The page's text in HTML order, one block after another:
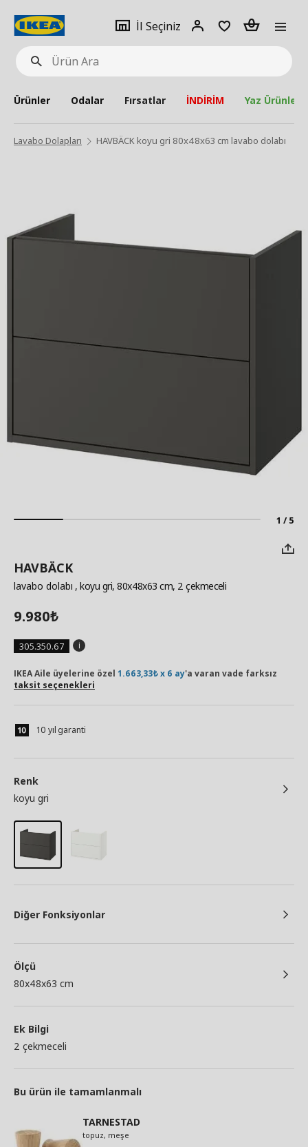
Ürün
Ara
İl Seçiniz
Giriş
Adet
Ürünler Odalar Fırsatlar İNDİRİM Yaz Ürünleri
Lavabo Dolapları HAVBÄCK koyu gri 80x48x63 cm lavabo dolabı
1 / 5
HAVBÄCK
lavabo dolabı , koyu gri, 80x48x63 cm, 2 çekmeceli
9.980₺
305.350.67
IKEA Aile üyelerine özel 1.663,33₺ x 6 ay'a varan vade farksız
taksit seçenekleri
10 yıl garanti
Renk
koyu gri
Diğer Fonksiyonlar
Ölçü
80x48x63 cm
Ek Bilgi
2 çekmeceli
Bu ürün ile tamamlanmalı
TARNESTAD
topuz, meşe